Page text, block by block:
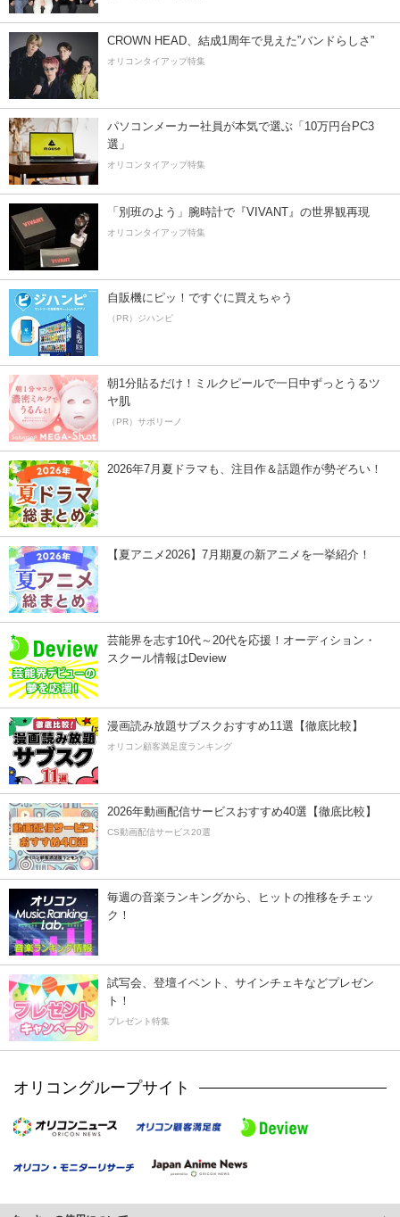
CROWN HEAD、結成1周年で見えた”バンドらしさ”
オリコンタイアップ特集
パソコンメーカー社員が本気で選ぶ「10万円台PC3
選」
オリコンタイアップ特集
「別班のよう」腕時計で『VIVANT』の世界観再現
オリコンタイアップ特集
自販機にピッ！ですぐに買えちゃう
（PR）ジハンピ
朝1分貼るだけ！ミルクピールで一日中ずっとうるツ
ヤ肌
（PR）サボリーノ
2026年7月夏ドラマも、注目作＆話題作が勢ぞろい！
【夏アニメ2026】7月期夏の新アニメを一挙紹介！
芸能界を志す10代～20代を応援！オーディション・
スクール情報はDeview
漫画読み放題サブスクおすすめ11選【徹底比較】
オリコン顧客満足度ランキング
2026年動画配信サービスおすすめ40選【徹底比較】
CS動画配信サービス20選
毎週の音楽ランキングから、ヒットの推移をチェッ
ク！
試写会、登壇イベント、サインチェキなどプレゼン
ト！
プレゼント特集
オリコングループサイト